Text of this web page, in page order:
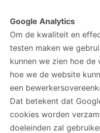
Google Analytics
Om de kwaliteit en
testen maken we
kunnen we zien hoe
hoe we de website
een
Dat betekent dat
cookies worden
doeleinden zal